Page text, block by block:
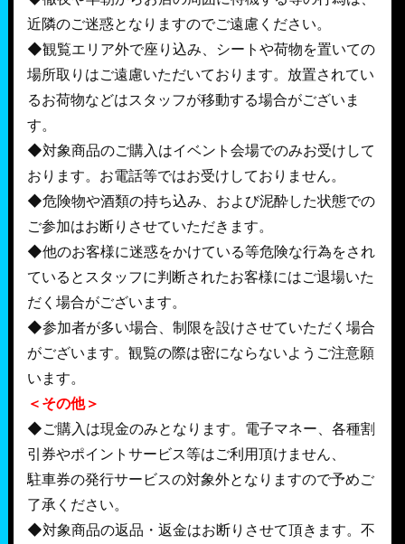
近隣のご迷惑となりますのでご遠慮ください。
◆観覧エリア外で座り込み、シートや荷物を置いての
場所取りはご遠慮いただいております。放置されてい
るお荷物などはスタッフが移動する場合がございま
す。
◆対象商品のご購入はイベント会場でのみお受けして
おります。お電話等ではお受けしておりません。
◆危険物や酒類の持ち込み、および泥酔した状態での
ご参加はお断りさせていただきます。
◆他のお客様に迷惑をかけている等危険な行為をされ
ているとスタッフに判断されたお客様にはご退場いた
だく場合がございます。
◆参加者が多い場合、制限を設けさせていただく場合
がございます。観覧の際は密にならないようご注意願
います。
＜その他＞
◆ご購入は現金のみとなります。電子マネー、各種割
引券やポイントサービス等はご利用頂けません、
駐車券の発行サービスの対象外となりますので予めご
了承ください。
◆対象商品の返品・返金はお断りさせて頂きます。不